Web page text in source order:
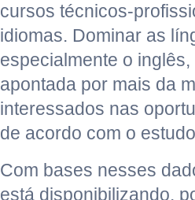
cursos técnicos-
idiomas. Dominar as
especialmente o
apontada por mais da
interessados nas
de acordo com o
Com bases nesses
está disponibilizando,